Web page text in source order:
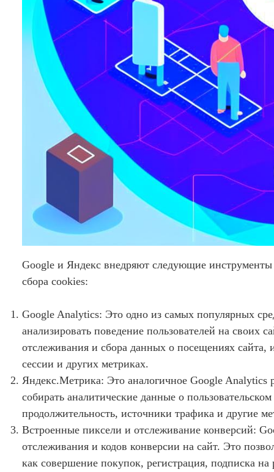
Google и Яндекс внедряют следующие
сбора cookies:
Google Analytics: Это одно из самых популярных
анализировать поведение пользователей на своих
отслеживания и сбора данных о посещениях сайта,
сессии и других метриках.
Яндекс.Метрика: Это аналогичное Google Analytics
собирать аналитические данные о
продолжительность, источники трафика и другие
Встроенные пиксели и отслеживание конверсий:
отслеживания и кодов конверсии на сайт. Это
как совершение покупок, регистрация, подписка